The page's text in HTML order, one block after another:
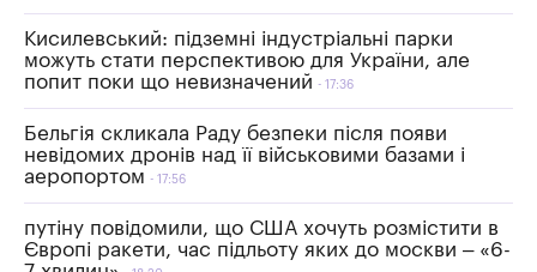
Кисилевський: підземні індустріальні парки
можуть стати перспективою для України, але
попит поки що невизначений
17:36
Бельгія скликала Раду безпеки після появи
невідомих дронів над її військовими базами і
аеропортом
17:56
путіну повідомили, що США хочуть розмістити в
Європі ракети, час підльоту яких до москви – «6-